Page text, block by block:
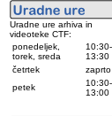
Uradne ure arhiva in
videoteke CTF:
ponedeljek,
torek, sreda
10:30-
13:30
četrtek
zaprto
petek
10:30-
13:00